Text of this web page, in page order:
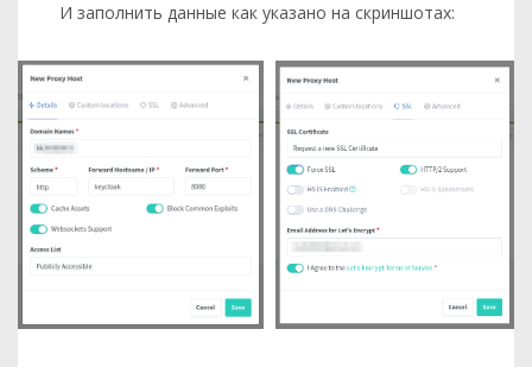
И заполнить данные как указано на скриншотах: